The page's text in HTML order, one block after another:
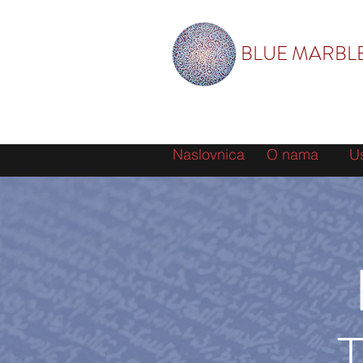
BLUE
Naslovnica O nama